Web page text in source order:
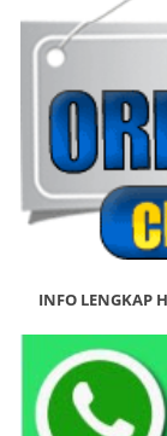
INFO LENGKAP